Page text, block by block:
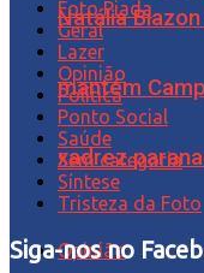
Natália
mantém
xadrez
Opinião
Foto Piada
Geral
Lazer
Opinião
Política
Ponto Social
Saúde
Sem categoria
Síntese
Tristeza da Foto
Siga-nos no